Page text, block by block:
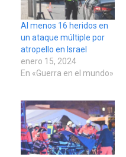
Al menos 16 heridos en
un ataque múltiple por
atropello en Israel
enero 15, 2024
En «Guerra en el mundo»